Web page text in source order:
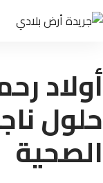
أولاد
حلول
الصحية